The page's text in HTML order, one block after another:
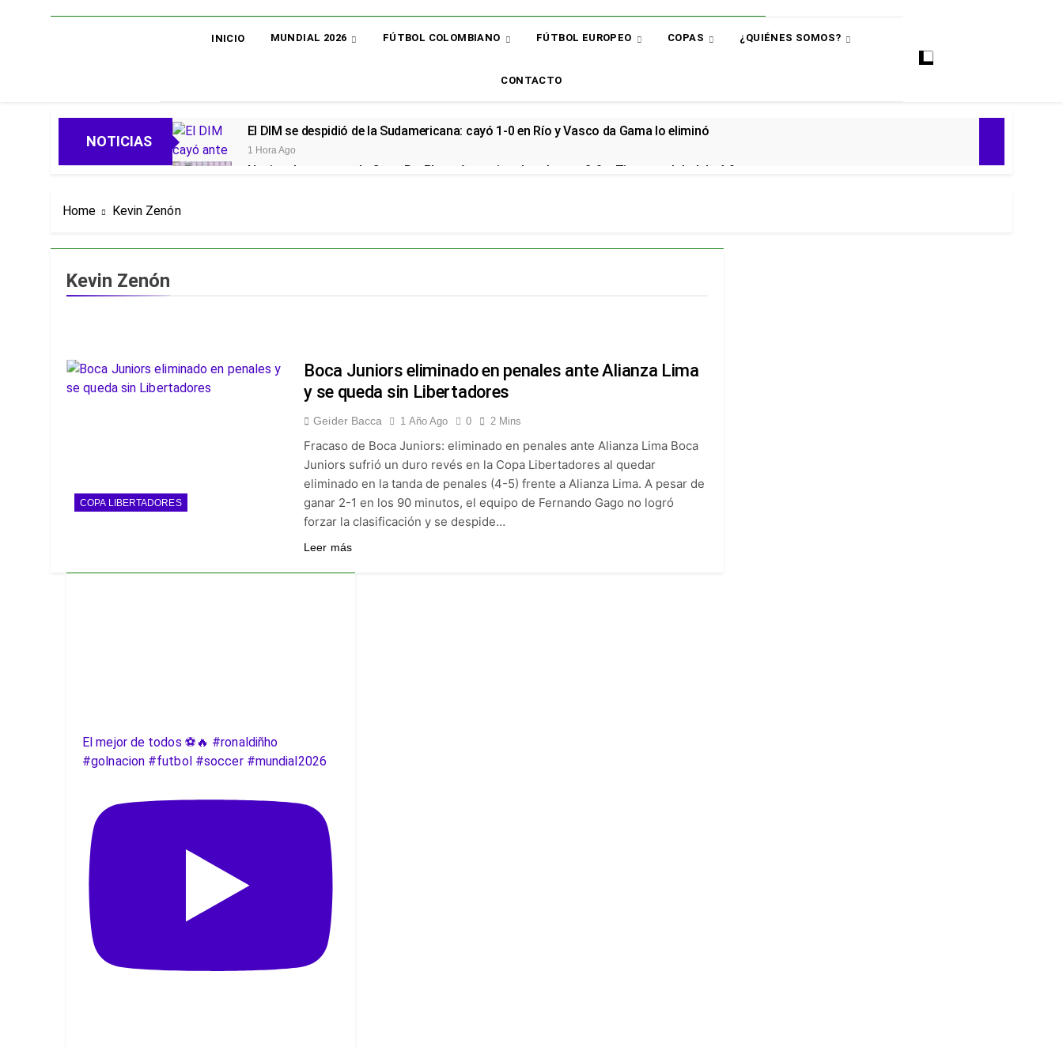
INICIO MUNDIAL 2026 FÚTBOL COLOMBIANO FÚTBOL EUROPEO COPAS ¿QUIÉNES SOMOS?
CONTACTO
NOTICIAS
El DIM se despidió de la Sudamericana: cayó 1-0 en Río y Vasco da Gama lo eliminó
1 Hora Ago
Nacional avanza en la Copa BetPlay y Armani vuelve al arco: 2-0 a Tigres y global de 4-0
Piero Hincapié, oficial en el Arsenal: el sudamericano se queda en el campeón de la Premier
¡A semifinales! La Selección Colombia Femenina goleó 3-0 a Puerto Rico en los Juegos Centroamericanos
Vuelve la Premier League: arranca el 21 de agosto con el Arsenal campeón abriendo ante el Coventry
Escándalo en Montería: el debut de Nacional se suspendió por disturbios cuando ganaba 3-0 a Jaguares
Home Kevin Zenón
Kevin Zenón
COPA LIBERTADORES
Boca Juniors eliminado en penales ante Alianza Lima
y se queda sin Libertadores
Geider Bacca 1 Año Ago 0 2 Mins
Fracaso de Boca Juniors: eliminado en penales ante Alianza Lima Boca
Juniors sufrió un duro revés en la Copa Libertadores al quedar
eliminado en la tanda de penales (4-5) frente a Alianza Lima. A pesar de
ganar 2-1 en los 90 minutos, el equipo de Fernando Gago no logró
forzar la clasificación y se despide…
Leer más
El mejor de todos ⚽️🔥 #ronaldiñho
#golnacion #futbol #soccer #mundial2026